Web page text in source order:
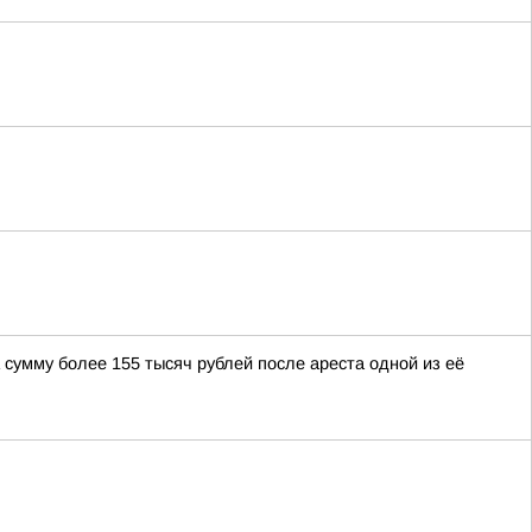
более 155 тысяч рублей после ареста одной из её